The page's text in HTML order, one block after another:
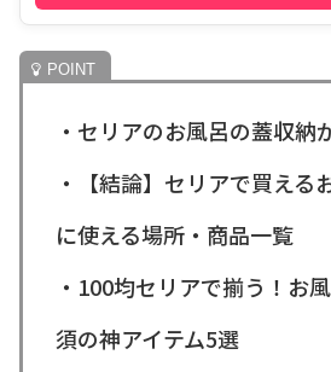
・セリアのお風呂の蓋収納
・【結論】セリアで買える
に使える場所・商品一覧
・100均セリアで揃う！お
須の神アイテム5選